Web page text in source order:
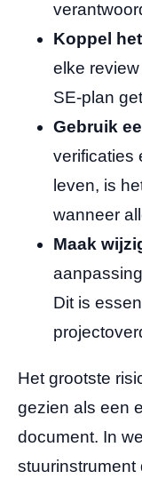
Koppel
elke
SE-plan
Gebruik
verificaties
leven, is
wanneer
Maak
Dit is
Het grootste
gezien als een
document. In
stuurinstrument